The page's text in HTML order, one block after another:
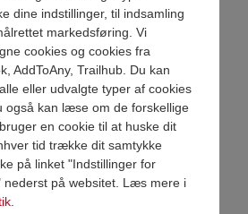
look og
sort fod,
og tidløst
står som et klart
og succes.
til alt fra
NU LAGT I KURV
Gå til betaling
dine indstillinger, til indsamling
markedsføring. Vi
cookies og cookies fra
AddToAny, Trailhub. Du kan
eller udvalgte typer af cookies
også kan læse om de forskellige
en cookie til at huske dit
tid trække dit samtykke
på linket "Indstillinger for
nederst på websitet. Læs mere i